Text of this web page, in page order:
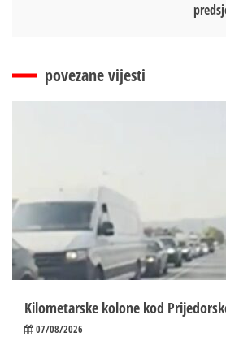
povezane vijesti
Kilometarske kolone kod
07/08/2026